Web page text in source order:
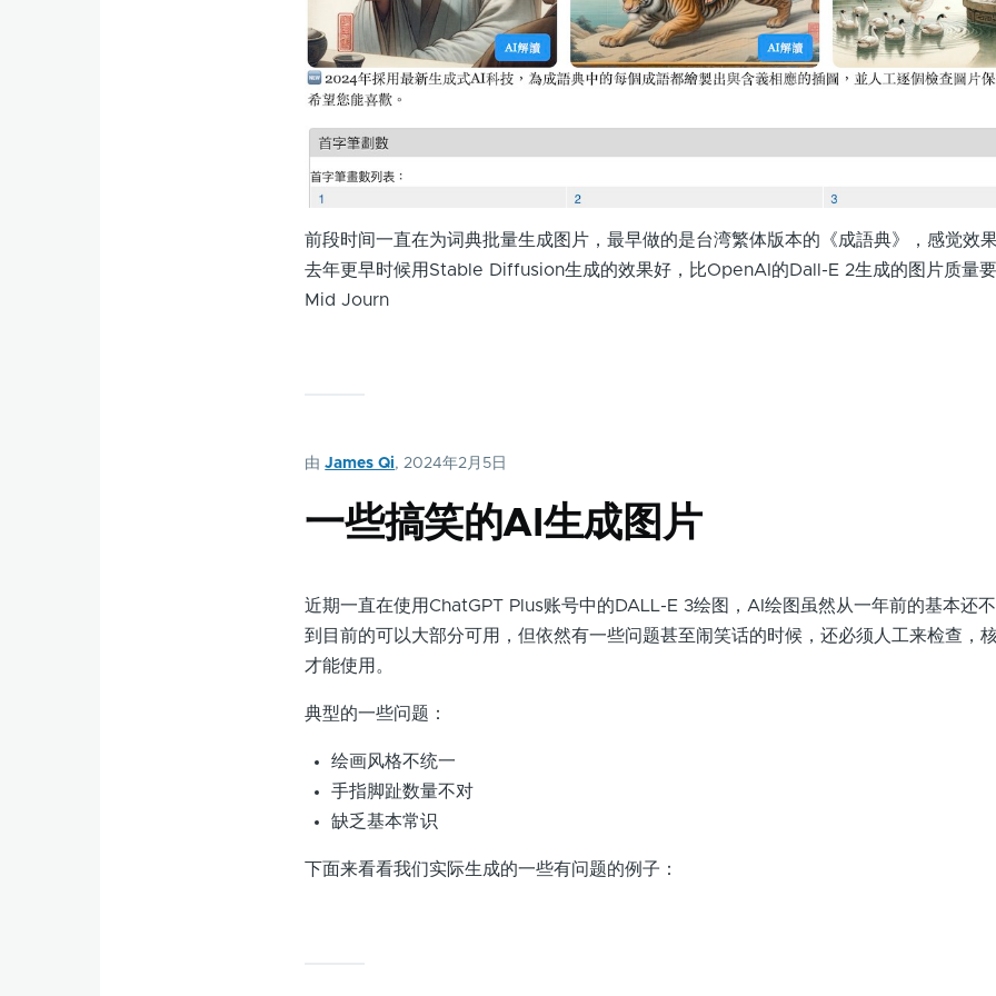
前段时间一直在为词典批量生成图片，最早做的是台湾繁体版本的《成語典》，感觉效
去年更早时候用Stable Diffusion生成的效果好，比OpenAI的Dall-E 2生成的图片质量
Mid Journ
由James Qi, 2024年2月5日
一些搞笑的AI生成图片
近期一直在使用ChatGPT Plus账号中的DALL-E 3绘图，AI绘图虽然从一年前的基本还
到目前的可以大部分可用，但依然有一些问题甚至闹笑话的时候，还必须人工来检查，
才能使用。
典型的一些问题：
绘画风格不统一
手指脚趾数量不对
缺乏基本常识
下面来看看我们实际生成的一些有问题的例子：